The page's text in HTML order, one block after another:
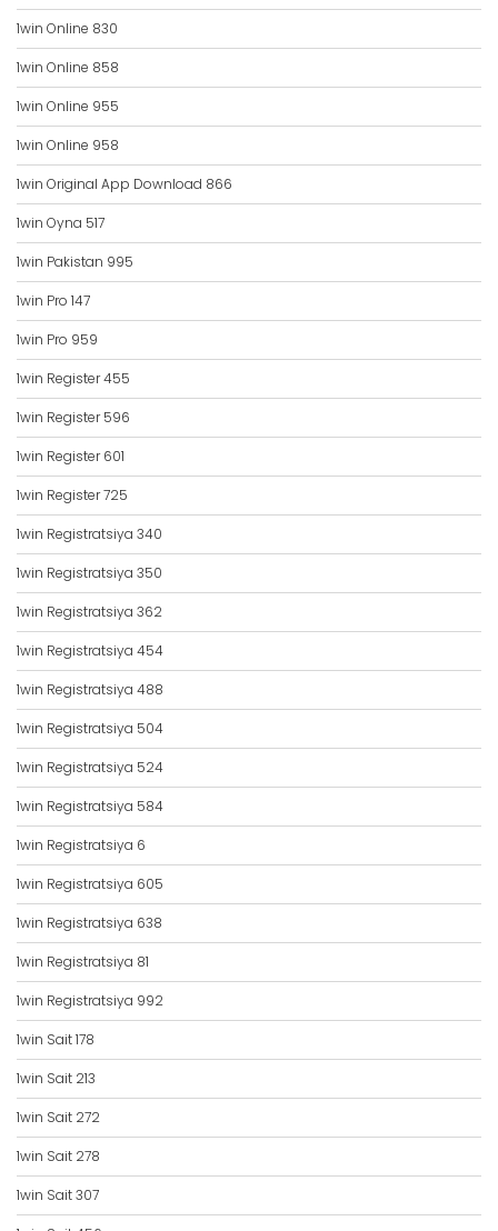
1win Online 830
1win Online 858
1win Online 955
1win Online 958
1win Original App Download 866
1win Oyna 517
1win Pakistan 995
1win Pro 147
1win Pro 959
1win Register 455
1win Register 596
1win Register 601
1win Register 725
1win Registratsiya 340
1win Registratsiya 350
1win Registratsiya 362
1win Registratsiya 454
1win Registratsiya 488
1win Registratsiya 504
1win Registratsiya 524
1win Registratsiya 584
1win Registratsiya 6
1win Registratsiya 605
1win Registratsiya 638
1win Registratsiya 81
1win Registratsiya 992
1win Sait 178
1win Sait 213
1win Sait 272
1win Sait 278
1win Sait 307